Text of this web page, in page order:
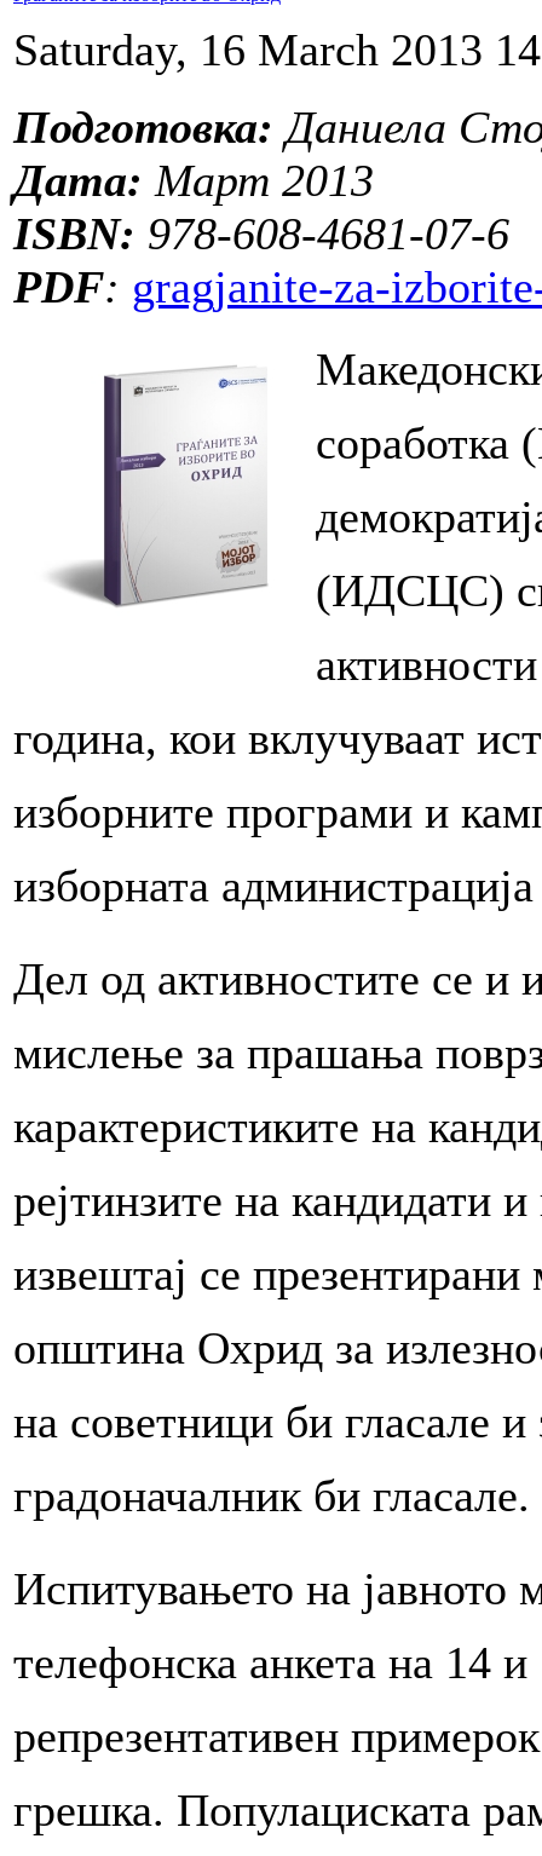
Saturday, 16 March 2013
Подготовка: Даниела
Дата: Март 2013
ISBN: 978-608-4681-07-6
PDF: gragjanite-za-
(ИДСЦС)
година, кои вклучуваат
изборните програми и
изборната
Дел од активностите се и
мислење за прашања
карактеристиките на
рејтинзите на кандидати
извештај се
општина Охрид за
на советници би гласале и
градоначалник би гласале.
Испитувањето на јавното
телефонска анкета на 14
репрезентативен
грешка. Популациската